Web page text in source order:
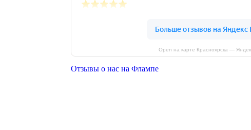
Open на карте Красноярска —
Отзывы о нас на Флампе